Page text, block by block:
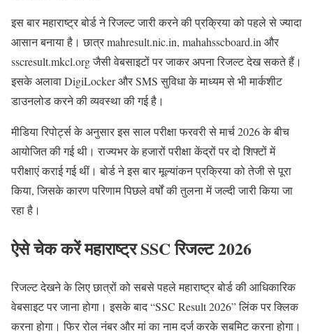
इस बार महाराष्ट्र बोर्ड ने रिजल्ट जारी करने की प्रक्रिया को पहले से ज्यादा
आसान बनाया है। छात्र mahresult.nic.in, mahahsscboard.in और
sscresult.mkcl.org जैसी वेबसाइटों पर जाकर अपना रिजल्ट देख सकते हैं।
इसके अलावा DigiLocker और SMS सुविधा के माध्यम से भी मार्कशीट
डाउनलोड करने की व्यवस्था की गई है।
मीडिया रिपोर्ट्स के अनुसार इस साल परीक्षा फरवरी से मार्च 2026 के बीच
आयोजित की गई थी। राज्यभर के हजारों परीक्षा केंद्रों पर दो शिफ्टों में
परीक्षाएं कराई गई थीं। बोर्ड ने इस बार मूल्यांकन प्रक्रिया को तेजी से पूरा
किया, जिसके कारण परिणाम पिछले वर्षों की तुलना में जल्दी जारी किया जा
रहा है।
ऐसे चेक करें महाराष्ट्र SSC रिजल्ट 2026
रिजल्ट देखने के लिए छात्रों को सबसे पहले महाराष्ट्र बोर्ड की आधिकारिक
वेबसाइट पर जाना होगा। इसके बाद “SSC Result 2026” लिंक पर क्लिक
करना होगा। फिर रोल नंबर और मां का नाम दर्ज करके सबमिट करना होगा।